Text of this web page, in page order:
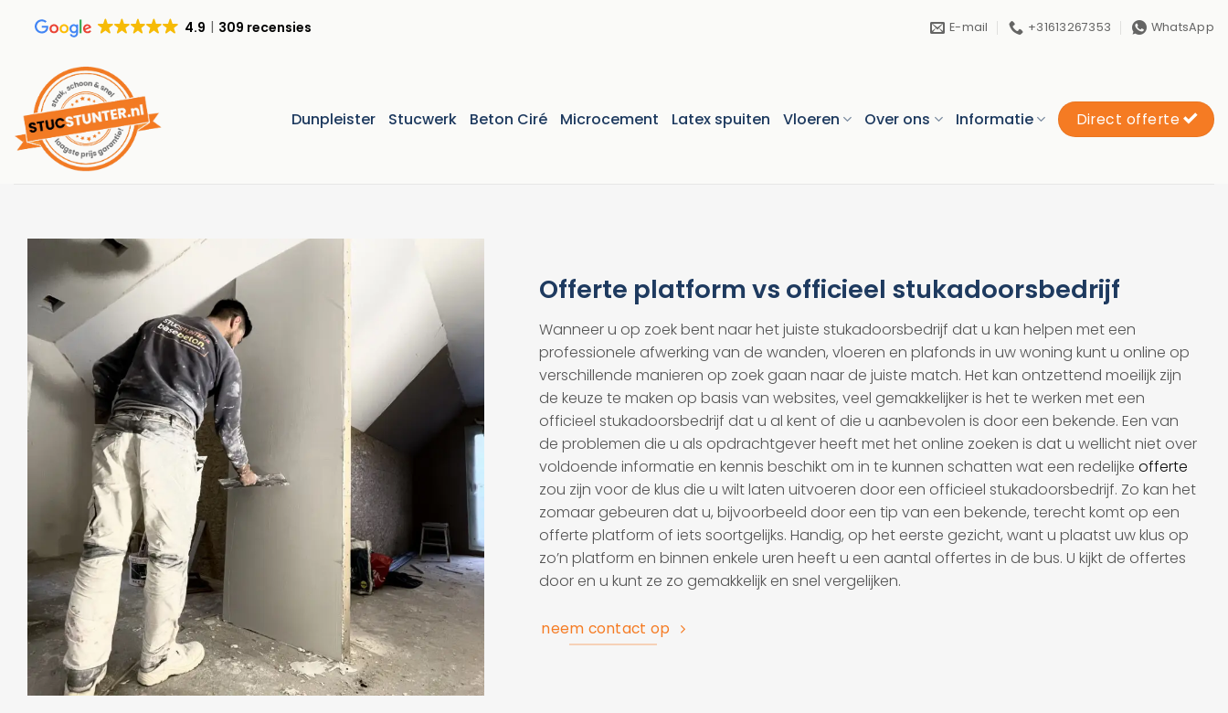
4.9 309 recensies E-mail +31613267353 WhatsApp
Dunpleister Stucwerk Beton Ciré Microcement Latex spuiten Vloeren Over ons Informatie Direct offerte
Offerte platform vs officieel stukadoorsbedrijf
Wanneer u op zoek bent naar het juiste stukadoorsbedrijf dat u kan helpen met een
professionele afwerking van de wanden, vloeren en plafonds in uw woning kunt u online op
verschillende manieren op zoek gaan naar de juiste match. Het kan ontzettend moeilijk zijn
de keuze te maken op basis van websites, veel gemakkelijker is het te werken met een
officieel stukadoorsbedrijf dat u al kent of die u aanbevolen is door een bekende. Een van
de problemen die u als opdrachtgever heeft met het online zoeken is dat u wellicht niet over
voldoende informatie en kennis beschikt om in te kunnen schatten wat een redelijke offerte
zou zijn voor de klus die u wilt laten uitvoeren door een officieel stukadoorsbedrijf. Zo kan het
zomaar gebeuren dat u, bijvoorbeeld door een tip van een bekende, terecht komt op een
offerte platform of iets soortgelijks. Handig, op het eerste gezicht, want u plaatst uw klus op
zo’n platform en binnen enkele uren heeft u een aantal offertes in de bus. U kijkt de offertes
door en u kunt ze zo gemakkelijk en snel vergelijken.
neem contact op